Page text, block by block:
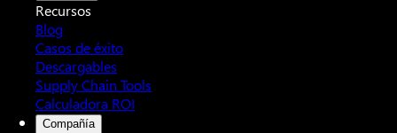
Recursos
Blog
Casos de éxito
Descargables
Supply Chain Tools
Calculadora ROI
Compañía